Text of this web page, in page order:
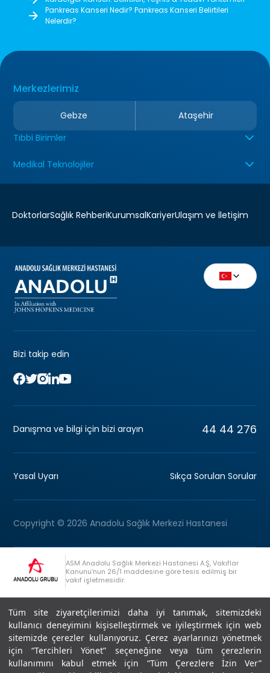
Tüm site ziyaretçilerimizi daha iyi tanımak, sitemizdeki
kullanıcı deneyimini kişiselleştirmek ve iyileştirmek için web
sitemizde çerezler kullanıyoruz. Çerez ayarlarınızı yönetmek
için “Tercihleri Yönet” seçeneğine veya tüm çerezlerin
kullanımını kabul etmek için “Tüm Çerezlere İzin Ver”
Pankreas Kanseri Nedir? Pankreas Kanseri Belirtileri
Nelerdir?
Merkezlerimiz
Gebze
Ataşehir
Tıbbi Birimler
Medikal Teknolojiler
DoktorlarSağlık RehberiKurumsalKariyerUlaşım ve İletişim
Bizi takip edin
Danışma ve bilgi için bizi arayın 44 44 276
Yasal Uyarı Sıkça Sorulan Sorular
Copyright © 2026 Anadolu Sağlık Merkezi Hastanesi
ASM Anadolu Sağlık Merkezi Hastanesi A.Ş, Vakıflar
Kanunu’nun 26/1 maddesine göre tesis edilmiş bir
vakıf işletmesidir.
Anadolu Grubu Danışma Hattı +90 (262) 678 54 00